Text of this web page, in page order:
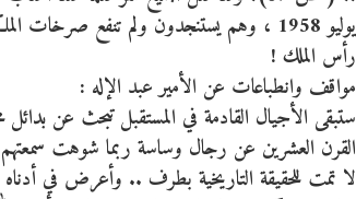
يوليو 1958 ، وهم يستنجدون ولم تنفع
رأس الملك !
مواقف وانطباعات عن الأمير عبد الإله :
ستبقى الأجيال القادمة في المستقبل تبحث عن
القرن العشرين عن رجال وساسة ربما شوهت
لا تمت للحقيقة التاريخية بطرف .. وأعرض في أدناه